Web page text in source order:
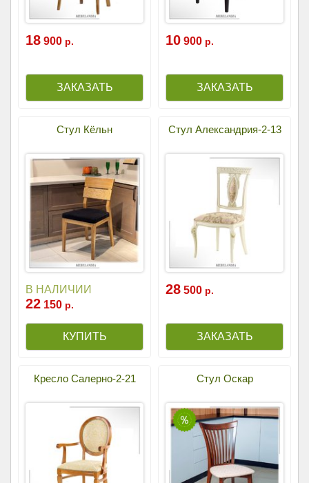
18 900 р. 10 900 р.
Стул Кёльн
В НАЛИЧИИ
22 150 р.
Стул Александрия-2-13
28 500 р.
Кресло Салерно-2-21 Стул Оскар